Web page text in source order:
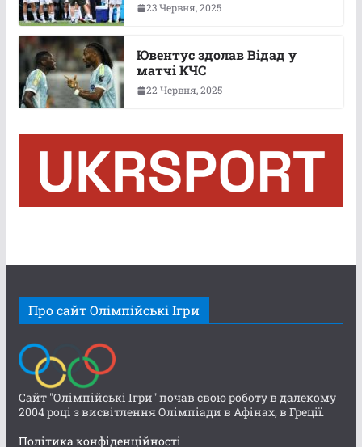
23 Червня, 2025
Ювентус здолав Відад у
матчі КЧС
22 Червня, 2025
Про сайт Олімпійські Ігри
Сайт "Олімпійські Ігри" почав свою роботу в далекому
2004 році з висвітлення Олімпіади в Афінах, в Греції.
Політика конфіденційності